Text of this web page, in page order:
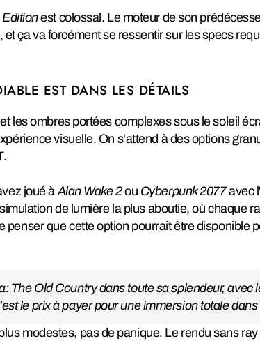
est colossal. Le moteur de son
ça va forcément se ressentir sur les specs
EST DANS LES DÉTAILS
les ombres portées complexes sous le soleil
visuelle. On s'attend à des options
joué àAlan Wake 2ou Cyberpunk 2077avec
de lumière la plus aboutie, où chaque
que cette option pourrait être disponible
The Old Country dans toute sa splendeur, avec
le prix à payer pour une immersion totale
modestes, pas de panique. Le rendu sans